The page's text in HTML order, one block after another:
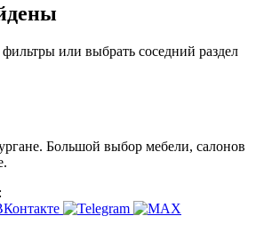
или выбрать соседний раздел
Большой выбор мебели, салонов